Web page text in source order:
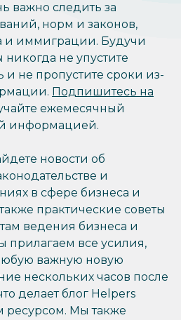
важно следить за
норм и законов,
и иммиграции. Будучи
не упустите
не пропустите сроки из-
Подпишитесь на
ежемесячный
информацией.
новости об
и
в сфере бизнеса и
практические советы
ведения бизнеса и
все усилия,
важную новую
нескольких часов после
делает блог Helpers
Мы также